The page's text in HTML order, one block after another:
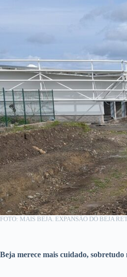
FOTO: MAIS BEJA. EXPANSÃO DO BEJA
Beja merece mais cuidado,